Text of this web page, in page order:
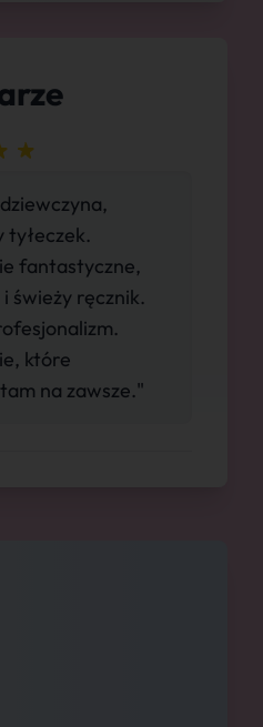
tyłeczek.
fantastyczne,
świeży ręcznik.
które
na zawsze."